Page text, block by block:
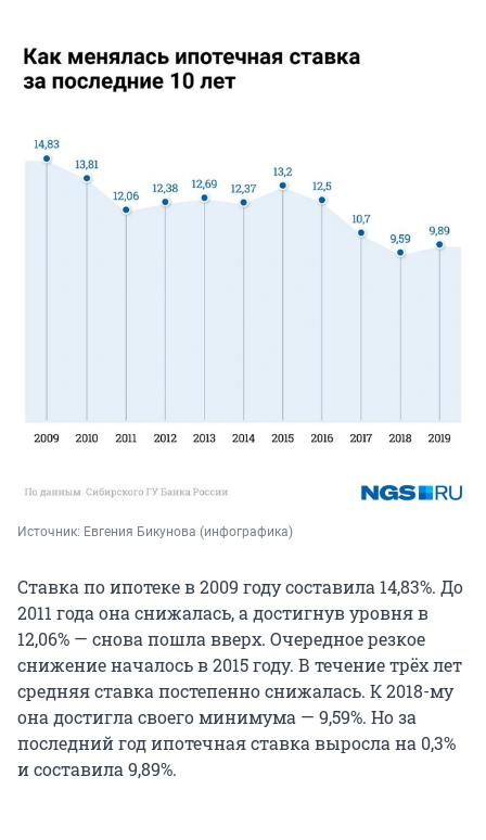
Источник: Евгения Бикунова (инфографика)
Ставка по ипотеке в 2009 году составила 14,83%. До
2011 года она снижалась, а достигнув уровня в
12,06% — снова пошла вверх. Очередное резкое
снижение началось в 2015 году. В течение трёх лет
средняя ставка постепенно снижалась. К 2018-му
она достигла своего минимума — 9,59%. Но за
последний год ипотечная ставка выросла на 0,3%
и составила 9,89%.